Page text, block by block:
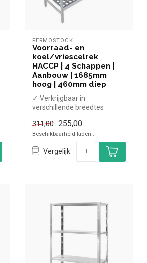
FERMOSTOCK
Voorraad- en
koel/vriescelrek
HACCP | 4 Schappen |
Aanbouw | 1685mm
hoog | 460mm diep
✓ Verkrijgbaar in
verschillende breedtes
460 mm
✓ 4 N...
311,00 255,00
Beschikbaarheid laden..
Vergelijk